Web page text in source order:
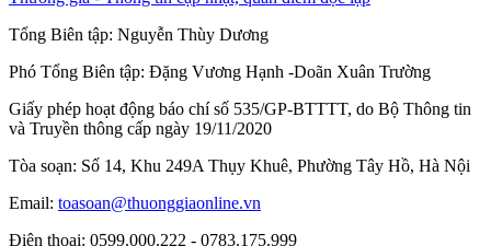
Tổng Biên tập: Nguyễn Thùy Dương
Phó Tổng Biên tập: Đặng Vương Hạnh -Doãn Xuân Trường
Giấy phép hoạt động báo chí số 535/GP-BTTTT, do Bộ Thông tin
và Truyền thông cấp ngày 19/11/2020
Tòa soạn: Số 14, Khu 249A Thụy Khuê, Phường Tây Hồ, Hà Nội
Email: toasoan@thuonggiaonline.vn
Điện thoại: 0599.000.222 - 0783.175.999